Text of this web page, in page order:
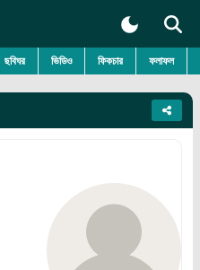
ছবিঘর ভিডিও ফিকচার ফলাফল